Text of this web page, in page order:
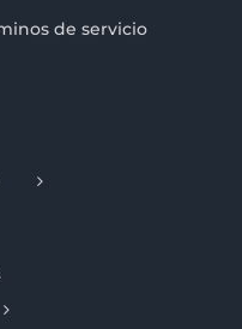
de servicio